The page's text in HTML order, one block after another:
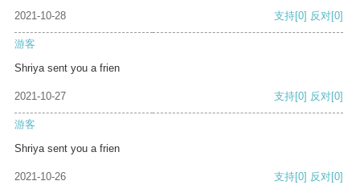
2021-10-28 支持[0] 反对[0]
游客
Shriya sent you a frien
2021-10-27 支持[0] 反对[0]
游客
Shriya sent you a frien
2021-10-26 支持[0] 反对[0]